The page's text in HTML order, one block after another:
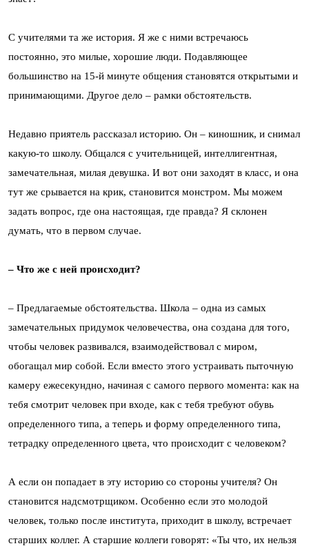
С учителями та же история. Я же с ними встречаюсь
постоянно, это милые, хорошие люди. Подавляющее
большинство на 15-й минуте общения становятся открытыми и
принимающими. Другое дело – рамки обстоятельств.
Недавно приятель рассказал историю. Он – киношник, и снимал
какую-то школу. Общался с учительницей, интеллигентная,
замечательная, милая девушка. И вот они заходят в класс, и она
тут же срывается на крик, становится монстром. Мы можем
задать вопрос, где она настоящая, где правда? Я склонен
думать, что в первом случае.
– Что же с ней происходит?
– Предлагаемые обстоятельства. Школа – одна из самых
замечательных придумок человечества, она создана для того,
чтобы человек развивался, взаимодействовал с миром,
обогащал мир собой. Если вместо этого устраивать пыточную
камеру ежесекундно, начиная с самого первого момента: как на
тебя смотрит человек при входе, как с тебя требуют обувь
определенного типа, а теперь и форму определенного типа,
тетрадку определенного цвета, что происходит с человеком?
А если он попадает в эту историю со стороны учителя? Он
становится надсмотрщиком. Особенно если это молодой
человек, только после института, приходит в школу, встречает
старших коллег. А старшие коллеги говорят: «Ты что, их нельзя